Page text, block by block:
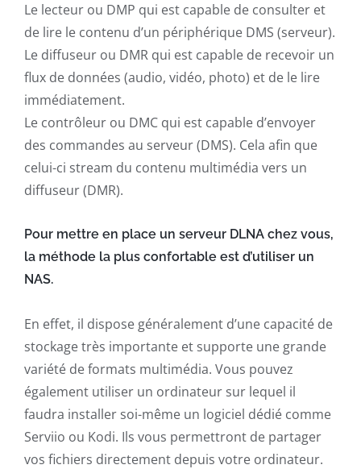
Le lecteur ou DMP qui est capable de consulter et
de lire le contenu d’un périphérique DMS (serveur).
Le diffuseur ou DMR qui est capable de recevoir un
flux de données (audio, vidéo, photo) et de le lire
immédiatement.
Le contrôleur ou DMC qui est capable d’envoyer
des commandes au serveur (DMS). Cela afin que
celui-ci stream du contenu multimédia vers un
diffuseur (DMR).
Pour mettre en place un serveur DLNA chez vous,
la méthode la plus confortable est d’utiliser un
NAS.
En effet, il dispose généralement d’une capacité de
stockage très importante et supporte une grande
variété de formats multimédia. Vous pouvez
également utiliser un ordinateur sur lequel il
faudra installer soi-même un logiciel dédié comme
Serviio ou Kodi. Ils vous permettront de partager
vos fichiers directement depuis votre ordinateur.